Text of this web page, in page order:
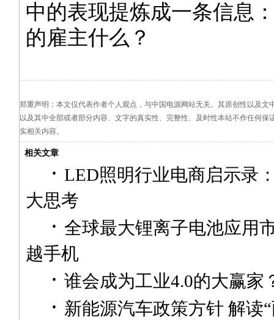
中的表现提炼成一条信息
的雇主什么？
郑重声明：本文仅代表作者个人观点，与中国电源网站无关。其原创性以及文
以及其中全部或者部分内容、文字的真实性、完整性、及时性本站不作任何保
实相关内容。
相关文章
· LED照明行业电商启示录
大思考
· 全球最大锂离子电池应用
越手机
· 谁会成为工业4.0的大赢家
· 新能源汽车政策方针 解读